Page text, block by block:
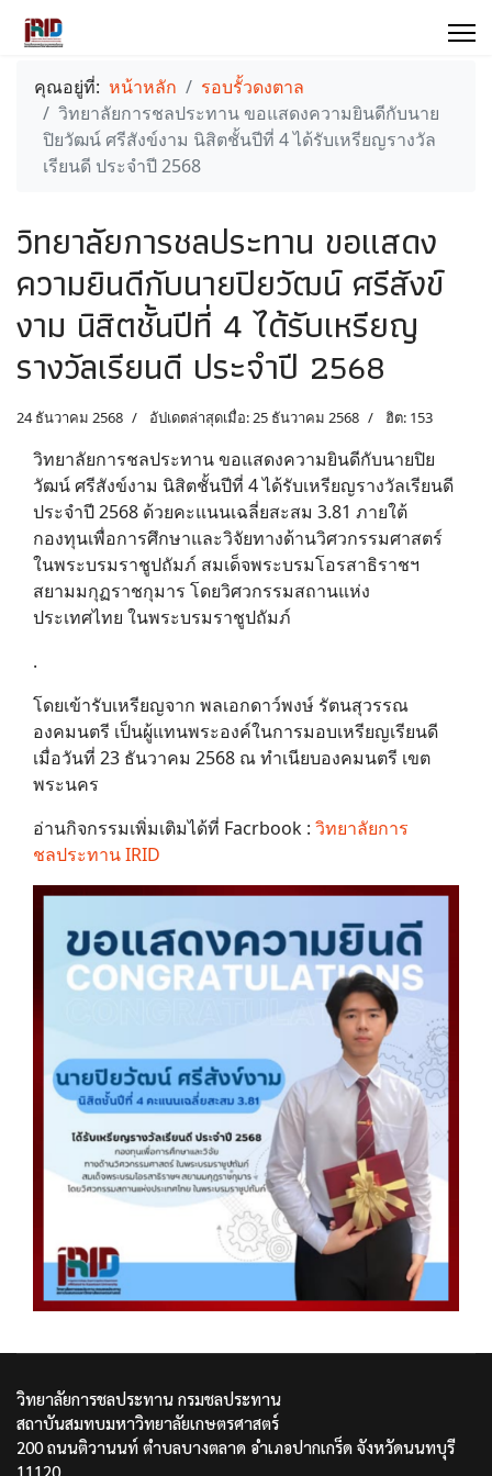
คุณอยู่ที่: หน้าหลัก
รอบรั้วดงตาล
วิทยาลัยการชลประทาน ขอแสดงความยินดีกับนาย
ปิยวัฒน์ ศรีสังข์งาม นิสิตชั้นปีที่ 4 ได้รับเหรียญรางวัล
เรียนดี ประจำปี 2568
วิทยาลัยการชลประทาน ขอแสดง
ความยินดีกับนายปิยวัฒน์ ศรีสังข์
งาม นิสิตชั้นปีที่ 4 ได้รับเหรียญ
รางวัลเรียนดี ประจำปี 2568
24 ธันวาคม 2568 อัปเดตล่าสุดเมื่อ: 25 ธันวาคม 2568 ฮิต: 153
วิทยาลัยการชลประทาน ขอแสดงความยินดีกับนายปิย
วัฒน์ ศรีสังข์งาม นิสิตชั้นปีที่ 4 ได้รับเหรียญรางวัลเรียนดี
ประจำปี 2568 ด้วยคะแนนเฉลี่ยสะสม 3.81 ภายใต้
กองทุนเพื่อการศึกษาและวิจัยทางด้านวิศวกรรมศาสตร์
ในพระบรมราชูปถัมภ์ สมเด็จพระบรมโอรสาธิราชฯ
สยามมกุฏราชกุมาร โดยวิศวกรรมสถานแห่ง
ประเทศไทย ในพระบรมราชูปถัมภ์
.
โดยเข้ารับเหรียญจาก พลเอกดาว์พงษ์ รัตนสุวรรณ
องคมนตรี เป็นผู้แทนพระองค์ในการมอบเหรียญเรียนดี
เมื่อวันที่ 23 ธันวาคม 2568 ณ ทำเนียบองคมนตรี เขต
พระนคร
อ่านกิจกรรมเพิ่มเติมได้ที่ Facrbook : วิทยาลัยการ
ชลประทาน IRID
วิทยาลัยการชลประทาน กรมชลประทาน
สถาบันสมทบมหาวิทยาลัยเกษตรศาสตร์
200 ถนนติวานนท์ ตำบลบางตลาด อำเภอปากเกร็ด จังหวัดนนทบุรี
11120